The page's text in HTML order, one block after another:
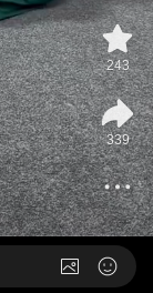
243
339